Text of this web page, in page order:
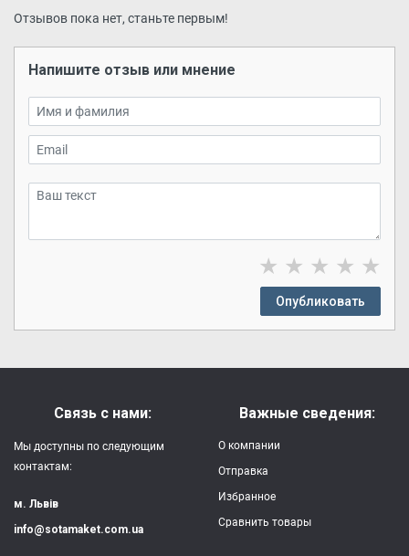
Отзывов пока нет, станьте первым!
Напишите отзыв или мнение
★ ★ ★ ★ ★
Опубликовать
Связь с нами:
Мы доступны по следующим
контактам:
м. Львів
info@sotamaket.com.ua
Важные сведения:
О компании
Отправка
Избранное
Сравнить товары